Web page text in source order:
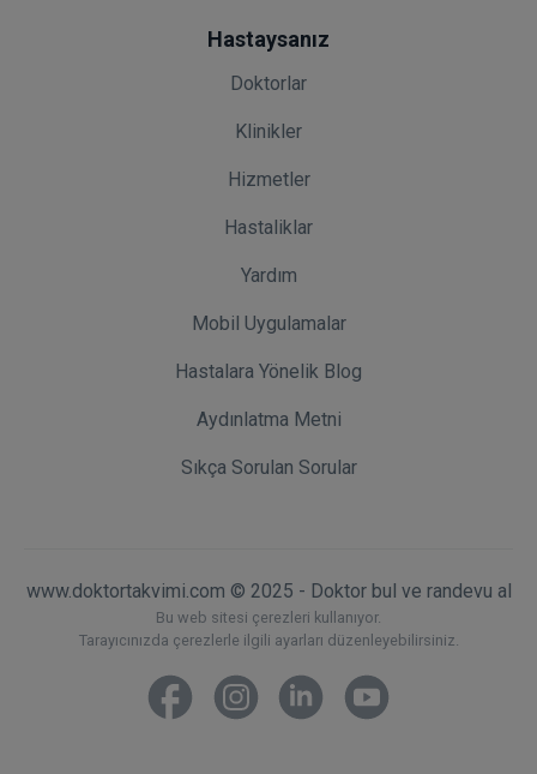
Hastaysanız
Doktorlar
Klinikler
Hizmetler
Hastaliklar
Yardım
Mobil Uygulamalar
Hastalara Yönelik Blog
Aydınlatma Metni
Sıkça Sorulan Sorular
www.doktortakvimi.com © 2025 - Doktor bul ve randevu al
Bu web sitesi çerezleri kullanıyor.
Tarayıcınızda çerezlerle ilgili ayarları düzenleyebilirsiniz.